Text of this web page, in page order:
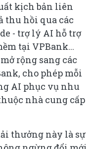
kịch bản liên
thu hồi qua các
- trợ lý AI hỗ trợ
tại VPBank...
rộng sang các
cho phép mỗi
AI phục vụ nhu
nhà cung cấp
thưởng này là sự